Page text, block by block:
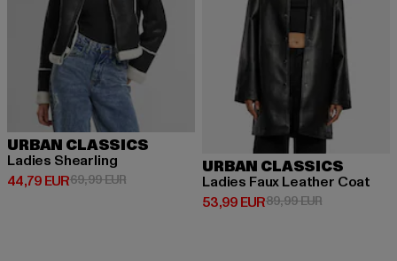
URBAN CLASSICS
Ladies Shearling
44,79 EUR
Derzeitiger Preis: 44,79 EUR
69,99 EURAktionspreis: 69,99 EUR
URBAN CLASSICS
Ladies Faux Leather Coat
53,99 EUR
Derzeitiger Preis: 53,99 EUR
89,99 EURAktionspreis: